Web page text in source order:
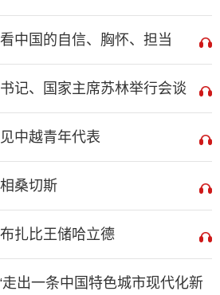
中国的自信、胸怀、担当
记、国家主席苏林举行会谈
中越青年代表
桑切斯
扎比王储哈立德
出一条中国特色城市现代化新